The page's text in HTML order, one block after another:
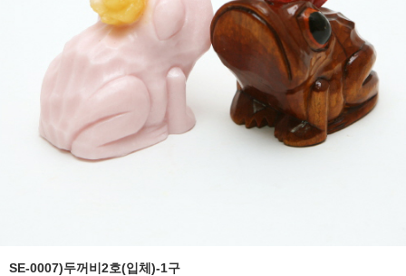
SE-0007)두꺼비2호(입체)-1구